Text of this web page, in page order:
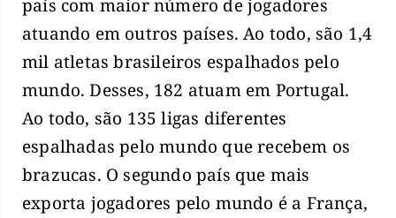
país com maior número de jogadores
atuando em outros países. Ao todo, são 1,4
mil atletas brasileiros espalhados pelo
mundo. Desses, 182 atuam em Portugal.
Ao todo, são 135 ligas diferentes
espalhadas pelo mundo que recebem os
brazucas. O segundo país que mais
exporta jogadores pelo mundo é a França,